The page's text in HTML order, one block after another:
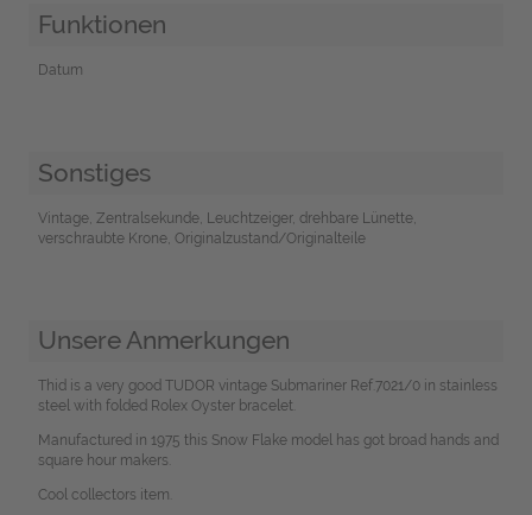
Funktionen
Datum
Sonstiges
Vintage, Zentralsekunde, Leuchtzeiger, drehbare Lünette,
verschraubte Krone, Originalzustand/Originalteile
Unsere Anmerkungen
Thid is a very good TUDOR vintage Submariner Ref.7021/0 in stainless
steel with folded Rolex Oyster bracelet.
Manufactured in 1975 this Snow Flake model has got broad hands and
square hour makers.
Cool collectors item.